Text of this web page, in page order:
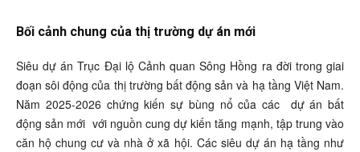
Bối cảnh chung của thị trường dự án mới
Siêu dự án Trục Đại lộ Cảnh quan Sông Hồng ra đời trong giai
đoạn sôi động của thị trường bất động sản và hạ tầng Việt Nam.
Năm 2025-2026 chứng kiến sự bùng nổ của các
dự án bất
động sản mới với nguồn cung dự kiến tăng mạnh, tập trung vào
căn hộ chung cư và nhà ở xã hội. Các siêu dự án hạ tầng như